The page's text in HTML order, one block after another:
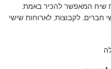
שיח המאפשר להכיר באמת.
חברים, לקבוצות, לארוחות שישי